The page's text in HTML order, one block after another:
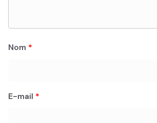
Nom *
E-mail *